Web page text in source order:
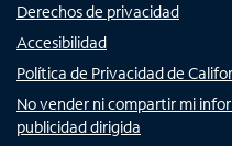
Derechos de privacidad
Accesibilidad
Política de Privacidad de
No vender ni compartir mi
publicidad dirigida